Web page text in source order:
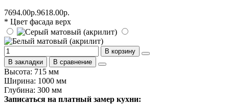
7694.00р.9618.00р.
* Цвет фасада верх
В корзину
В закладки
В сравнение
Высота: 715 мм
Ширина: 1000 мм
Глубина: 300 мм
Записаться на платный замер кухни: